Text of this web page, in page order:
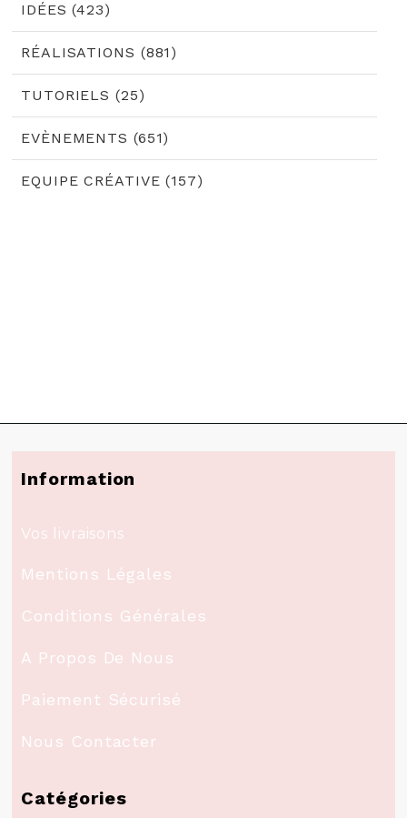
IDÉES (423)
RÉALISATIONS (881)
TUTORIELS (25)
EVÈNEMENTS (651)
EQUIPE CRÉATIVE (157)
Information
Vos livraisons
Mentions Légales
Conditions Générales
A Propos De Nous
Paiement Sécurisé
Nous Contacter
Catégories